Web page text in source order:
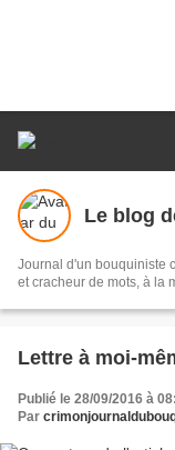
Le blog
Journal d'un bouquiniste
et cracheur de mots, à la
Lettre à moi-
Publié le 28/09/2016 à
Par